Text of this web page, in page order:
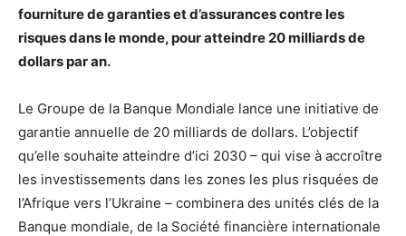
fourniture de garanties et d’assurances contre les
risques dans le monde, pour atteindre 20 milliards de
dollars par an.
Le Groupe de la Banque Mondiale lance une initiative de
garantie annuelle de 20 milliards de dollars. L’objectif
qu’elle souhaite atteindre d’ici 2030 – qui vise à accroître
les investissements dans les zones les plus risquées de
l’Afrique vers l’Ukraine – combinera des unités clés de la
Banque mondiale, de la Société financière internationale